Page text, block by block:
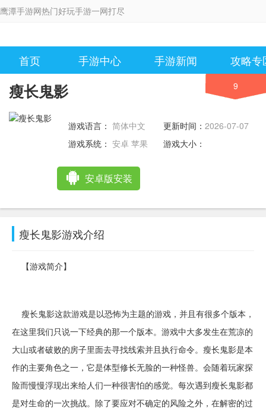
鹰潭手游网热门好玩手游一网打尽
首页 手游中心 手游新闻 攻略专
瘦长鬼影 9
游戏语言： 简体中文 更新时间： 2026-07-07
11:44:34
游戏系统： 安卓 苹果 游戏大小：
安卓版安装
瘦长鬼影游戏介绍
【游戏简介】
瘦长鬼影这款游戏是以恐怖为主题的游戏，并且有很多个版本，
在这里我们只说一下经典的那一个版本。游戏中大多发生在荒凉的
大山或者破败的房子里面去寻找线索并且执行命令。瘦长鬼影是本
作的主要角色之一，它是体型修长无脸的一种怪兽。会随着玩家探
险而慢慢浮现出来给人们一种很害怕的感觉。每次遇到瘦长鬼影都
是对生命的一次挑战。除了要应对不确定的风险之外，在解密的过